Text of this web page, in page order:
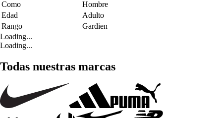
Como
Hombre
Edad
Adulto
Rango
Gardien
Loading...
Loading...
Todas nuestras marcas